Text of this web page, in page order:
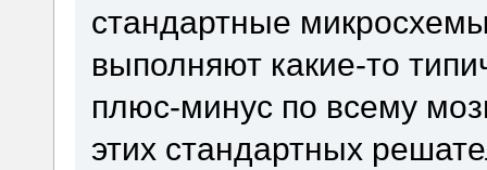
стандартные
выполняют какие-то
плюс-минус по всему
этих стандартных